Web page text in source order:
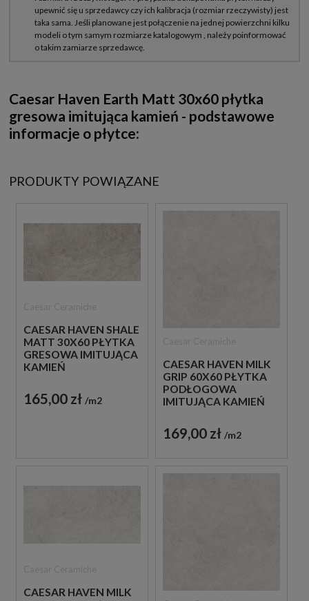
Caesar Haven Earth Matt 30x60 płytka
gresowa imitująca kamień - podstawowe
informacje o płytce:
PRODUKTY POWIĄZANE
CAESAR HAVEN SHALE
MATT 30X60 PŁYTKA
GRESOWA IMITUJĄCA
KAMIEŃ
165,00 zł m2
CAESAR HAVEN MILK
GRIP 60X60 PŁYTKA
PODŁOGOWA
IMITUJĄCA KAMIEŃ
169,00 zł m2
CAESAR HAVEN MILK